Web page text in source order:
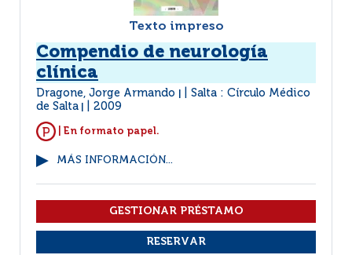
Texto impreso
Compendio de neurología
clínica
Dragone, Jorge Armando
Salta : Círculo Médico
de Salta
2009
| En formato papel.
MÁS INFORMACIÓN...